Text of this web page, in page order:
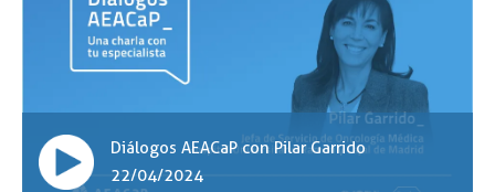
Diálogos AEACaP con Pilar Garrido
22/04/2024